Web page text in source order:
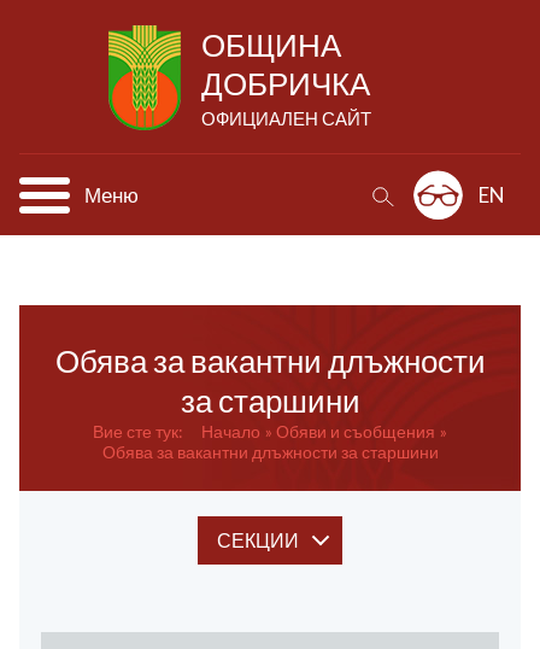
ОБЩИНА
ДОБРИЧКА
ОФИЦИАЛЕН САЙТ
Меню EN
Обява за вакантни длъжности
за старшини
Вие сте тук: Начало
Обяви и съобщения
Обява за вакантни длъжности за старшини
СЕКЦИИ